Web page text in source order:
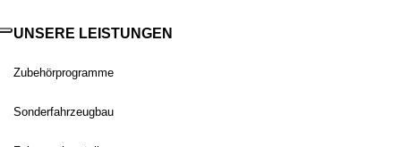
UNSERE LEISTUNGEN
Zubehörprogramme
Sonderfahrzeugbau